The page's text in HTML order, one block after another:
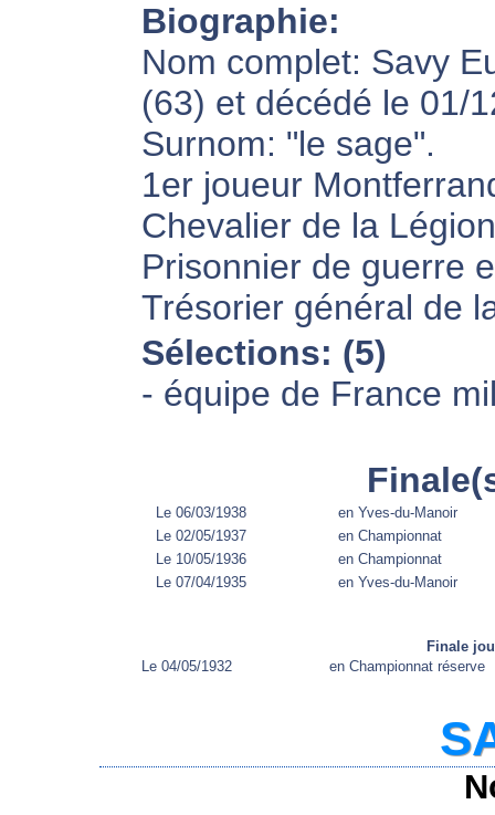
Biographie:
Nom complet: Savy
(63) et décédé le 01/
Surnom: "le sage".
1er joueur
Chevalier de la
Prisonnier de guerre
Trésorier général de
Sélections: (5)
- équipe de France
Le 06/03/1938
en Yves-du-Manoir
Le 02/05/1937
en Championnat
Le 10/05/1936
en Championnat
Le 07/04/1935
en Yves-du-Manoir
Finale
Le 04/05/1932
en Championnat réserve